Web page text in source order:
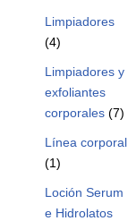
Limpiadores
(4)
Limpiadores y
exfoliantes
corporales (7)
Línea corporal
(1)
Loción Serum
e Hidrolatos